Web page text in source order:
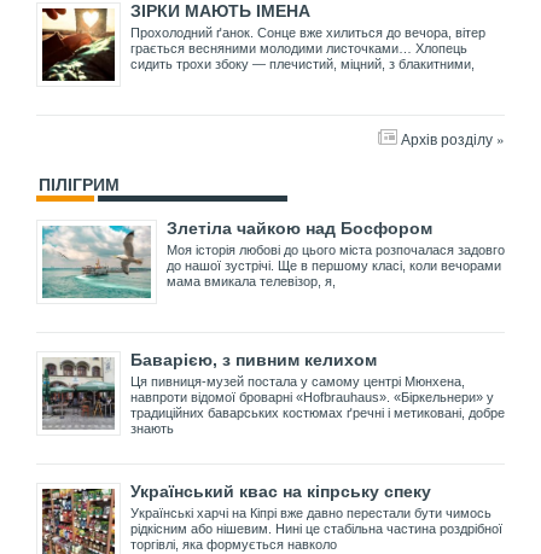
ЗІРКИ МАЮТЬ ІМЕНА
Прохолодний ґанок. Сонце вже хилиться до вечора, вітер
грається весняними молодими листочками… Хлопець
сидить трохи збоку — плечистий, міцний, з блакитними,
Архів розділу »
ПІЛІГРИМ
Злетіла чайкою над Босфором
Моя історія любові до цього міста розпочалася задовго
до нашої зустрічі. Ще в першому класі, коли вечорами
мама вмикала телевізор, я,
Баварією, з пивним келихом
Ця пивниця-музей постала у самому центрі Мюнхена,
навпроти відомої броварні «Hofbrauhaus». «Біркельнери» у
традиційних баварських костюмах ґречні і метиковані, добре
знають
Український квас на кіпрську спеку
Українські харчі на Кіпрі вже давно перестали бути чимось
рідкісним або нішевим. Нині це стабільна частина роздрібної
торгівлі, яка формується навколо